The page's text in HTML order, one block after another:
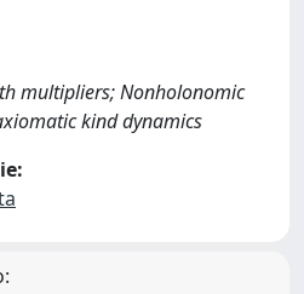
multipliers; Nonholonomic
kind dynamics